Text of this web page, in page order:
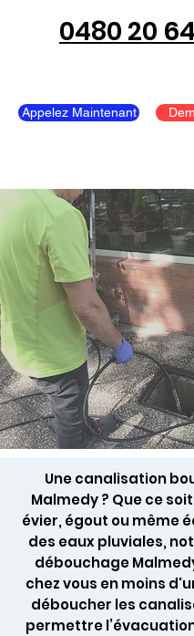
0480 20
Appelez Maintenant
Une canalisation
Malmedy ? Que ce
évier, égout ou même
des eaux pluviales,
débouchage
chez vous en moins
déboucher les
permettre